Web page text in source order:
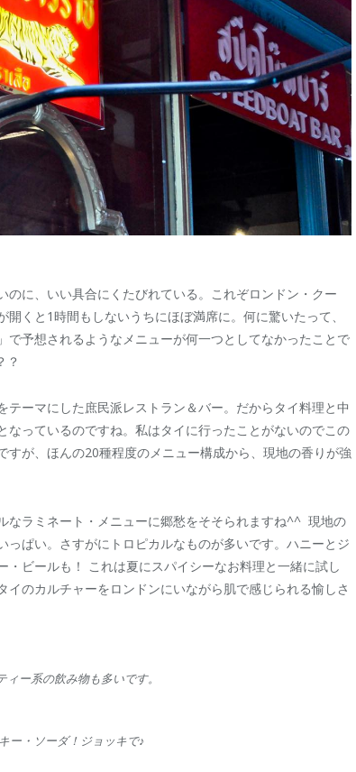
に、いい具合にくたびれている。これぞロンドン・クー
くと1時間もしないうちにほぼ満席に。何に驚いたって、
で予想されるようなメニューが何一つとしてなかったことで
？
ーマにした庶民派レストラン＆バー。だからタイ料理と中
っているのですね。私はタイに行ったことがないのでこの
すが、ほんの20種程度のメニュー構成から、現地の香りが強
なラミネート・メニューに郷愁をそそられますね^^ 現地の
ぱい。さすがにトロピカルなものが多いです。ハニーとジ
ビールも！ これは夏にスパイシーなお料理と一緒に試し
のカルチャーをロンドンにいながら肌で感じられる愉しさ
ー系の飲み物も多いです。
ー・ソーダ！ジョッキで♪